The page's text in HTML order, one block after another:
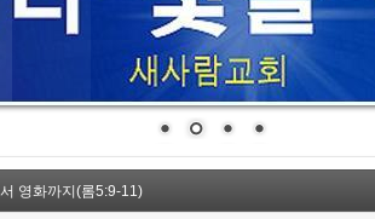
영화까지(롬5:9-11)